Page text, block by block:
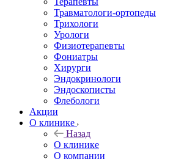
Травматологи-ортопеды
Трихологи
Урологи
Физиотерапевты
Фониатры
Хирурги
Эндокринологи
Эндоскописты
Флебологи
Акции
О клинике
Назад
О клинике
О компании